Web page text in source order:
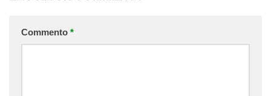
Commento *